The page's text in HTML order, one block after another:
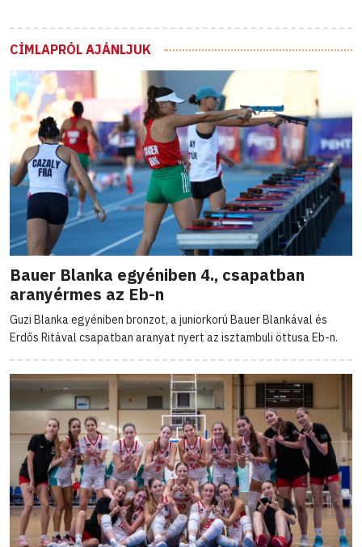
CÍMLAPRÓL AJÁNLJUK
Bauer Blanka egyéniben 4., csapatban
aranyérmes az Eb-n
Guzi Blanka egyéniben bronzot, a juniorkorú Bauer Blankával és
Erdős Ritával csapatban aranyat nyert az isztambuli öttusa Eb-n.